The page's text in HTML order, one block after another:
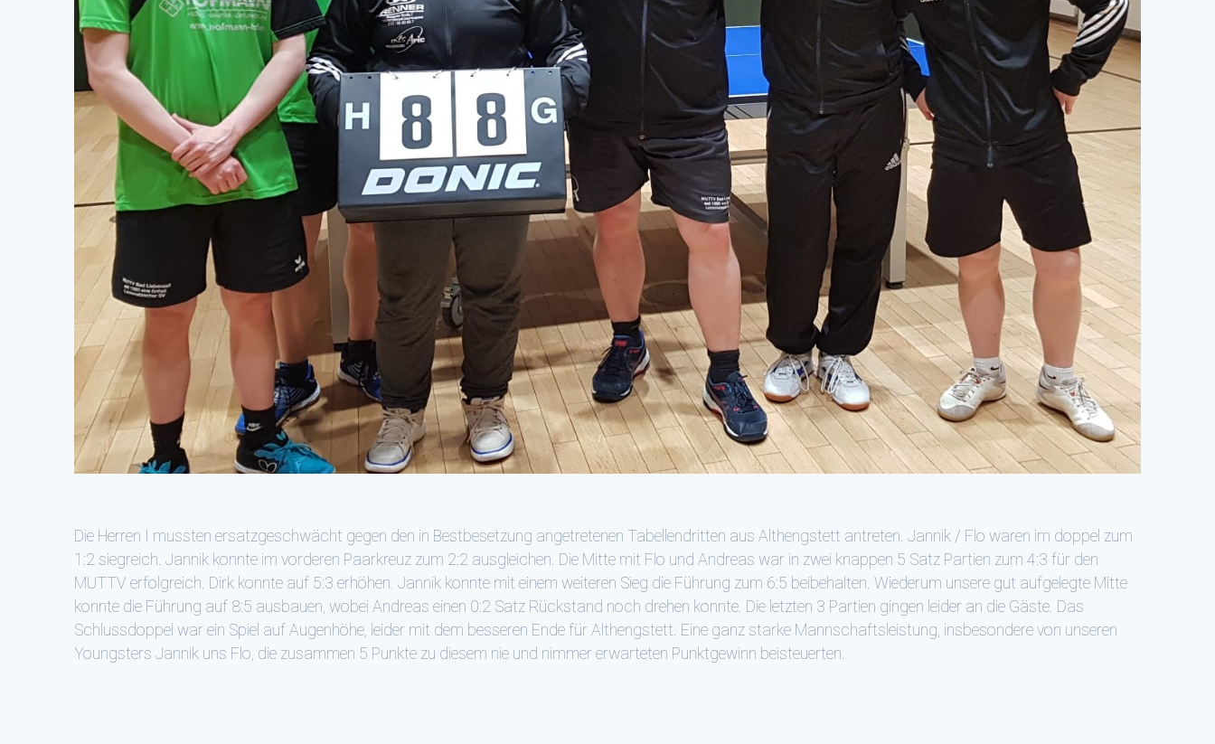
Die Herren I mussten ersatzgeschwächt gegen den in Bestbesetzung angetretenen Tabellendritten aus Althengstett antreten. Jannik / Flo waren im doppel zum
1:2 siegreich. Jannik konnte im vorderen Paarkreuz zum 2:2 ausgleichen. Die Mitte mit Flo und Andreas war in zwei knappen 5 Satz Partien zum 4:3 für den
MUTTV erfolgreich. Dirk konnte auf 5:3 erhöhen. Jannik konnte mit einem weiteren Sieg die Führung zum 6:5 beibehalten. Wiederum unsere gut aufgelegte Mitte
konnte die Führung auf 8:5 ausbauen, wobei Andreas einen 0:2 Satz Rückstand noch drehen konnte. Die letzten 3 Partien gingen leider an die Gäste. Das
Schlussdoppel war ein Spiel auf Augenhöhe, leider mit dem besseren Ende für Althengstett. Eine ganz starke Mannschaftsleistung, insbesondere von unseren
Youngsters Jannik uns Flo, die zusammen 5 Punkte zu diesem nie und nimmer erwarteten Punktgewinn beisteuerten.